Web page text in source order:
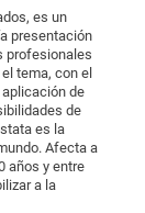
es un
presentación
profesionales
tema, con el
de
de
es la
Afecta a
años y entre
a la